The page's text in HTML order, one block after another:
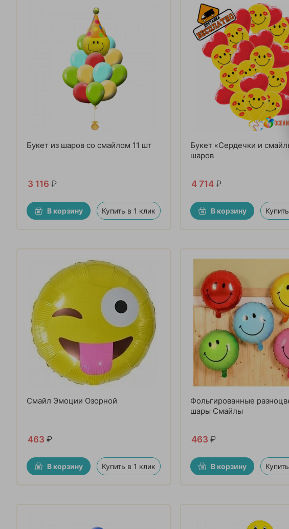
Букет из шаров со смайлом 11 шт
3 116 ₽
В корзину Купить в 1 клик
Букет «Сердечки и
шаров
4 714 ₽
В корзину
Смайл Эмоции Озорной
463 ₽
В корзину Купить в 1 клик
Фольгированные
шары Смайлы
463 ₽
В корзину